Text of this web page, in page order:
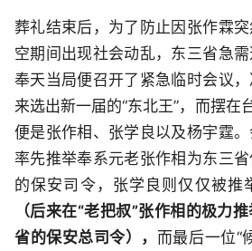
葬礼结束后，为了防止因张作霖
空期间出现社会动乱，东三省急
奉天当局便召开了紧急临时会议
来选出新一届的“东北王”，而摆在
便是张作相、张学良以及杨宇霆
率先推举奉系元老张作相为东三
的保安司令，张学良则仅仅被推
（后来在“老把叔”张作相的极力
省的保安总司令）， 而最后一位“